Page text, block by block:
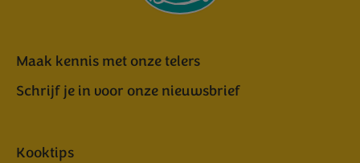
Maak kennis met onze telers
Schrijf je in voor onze nieuwsbrief
Kooktips